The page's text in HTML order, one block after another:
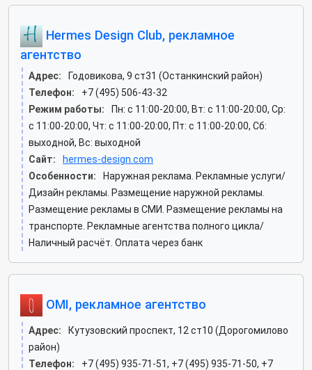
Hermes Design Club, рекламное
агентство
Адрес:
Годовикова, 9 ст31 (Останкинский район)
Телефон:
+7 (495) 506-43-32
Режим работы:
Пн: c 11:00-20:00, Вт: c 11:00-20:00, Ср:
c 11:00-20:00, Чт: c 11:00-20:00, Пт: c 11:00-20:00, Сб:
выходной, Вс: выходной
Сайт:
hermes-design.com
Особенности:
Наружная реклама. Рекламные услуги/
Дизайн рекламы. Размещение наружной рекламы.
Размещение рекламы в СМИ. Размещение рекламы на
транспорте. Рекламные агентства полного цикла/
Наличный расчёт. Оплата через банк
OMI, рекламное агентство
Адрес:
Кутузовский проспект, 12 ст10 (Дорогомилово
район)
Телефон:
+7 (495) 935-71-51, +7 (495) 935-71-50, +7